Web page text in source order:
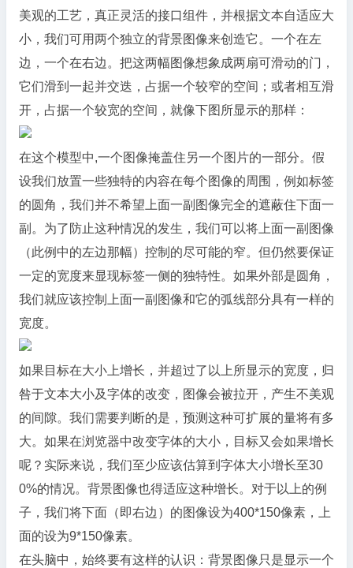
美观的工艺，真正灵活的接口组件，并根据文本自适应大
小，我们可用两个独立的背景图像来创造它。一个在左
边，一个在右边。把这两幅图像想象成两扇可滑动的门，
它们滑到一起并交迭，占据一个较窄的空间；或者相互滑
开，占据一个较宽的空间，就像下图所显示的那样：
在这个模型中,一个图像掩盖住另一个图片的一部分。假
设我们放置一些独特的内容在每个图像的周围，例如标签
的圆角，我们并不希望上面一副图像完全的遮蔽住下面一
副。为了防止这种情况的发生，我们可以将上面一副图像
（此例中的左边那幅）控制的尽可能的窄。但仍然要保证
一定的宽度来显现标签一侧的独特性。如果外部是圆角，
我们就应该控制上面一副图像和它的弧线部分具有一样的
宽度。
如果目标在大小上增长，并超过了以上所显示的宽度，归
咎于文本大小及字体的改变，图像会被拉开，产生不美观
的间隙。我们需要判断的是，预测这种可扩展的量将有多
大。如果在浏览器中改变字体的大小，目标又会如果增长
呢？实际来说，我们至少应该估算到字体大小增长至30
0%的情况。背景图像也得适应这种增长。对于以上的例
子，我们将下面（即右边）的图像设为400*150像素，上
面的设为9*150像素。
在头脑中，始终要有这样的认识：背景图像只是显示一个